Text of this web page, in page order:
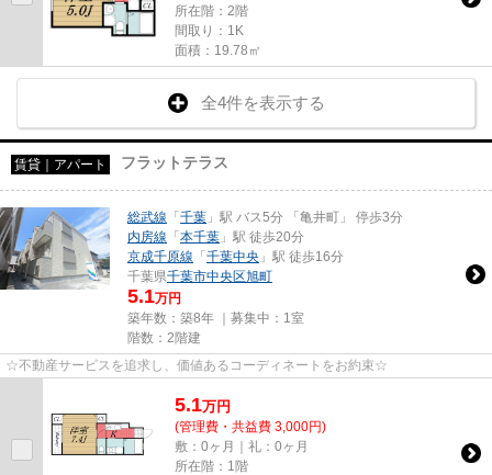
所在階：2階
間取り：1K
面積：19.78㎡
全4件を表示する
賃貸｜アパート フラットテラス
総武線 「千葉 」駅 バス5分 「亀井町」 停歩3分
内房線 「本千葉 」駅 徒歩20分
京成千原線 「千葉中央 」駅 徒歩16分
千葉県千葉市中央区旭町
5.1万円
築年数：築8年 ｜募集中： 1室
階数：2階建
☆不動産サービスを追求し、価値あるコーディネートをお約束☆
5.1万円
(管理費・共益費 3,000円)
敷：0ヶ月｜礼：0ヶ月
所在階：1階